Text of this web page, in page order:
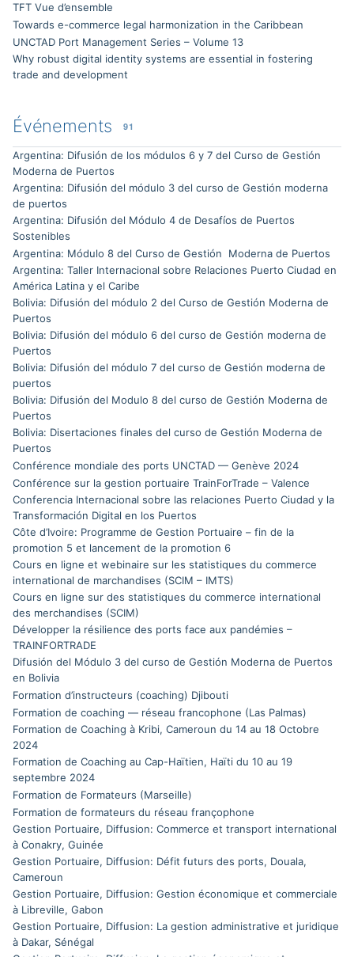
TFT Vue d’ensemble
Towards e-commerce legal harmonization in the Caribbean
UNCTAD Port Management Series – Volume 13
Why robust digital identity systems are essential in fostering
trade and development
Événements 91
Argentina: Difusión de los módulos 6 y 7 del Curso de Gestión
Moderna de Puertos
Argentina: Difusión del módulo 3 del curso de Gestión moderna
de puertos
Argentina: Difusión del Módulo 4 de Desafíos de Puertos
Sostenibles
Argentina: Módulo 8 del Curso de Gestión Moderna de Puertos
Argentina: Taller Internacional sobre Relaciones Puerto Ciudad en
América Latina y el Caribe
Bolivia: Difusión del módulo 2 del Curso de Gestión Moderna de
Puertos
Bolivia: Difusión del módulo 6 del curso de Gestión moderna de
Puertos
Bolivia: Difusión del módulo 7 del curso de Gestión moderna de
puertos
Bolivia: Difusión del Modulo 8 del curso de Gestión Moderna de
Puertos
Bolivia: Disertaciones finales del curso de Gestión Moderna de
Puertos
Conférence mondiale des ports UNCTAD — Genève 2024
Conférence sur la gestion portuaire TrainForTrade – Valence
Conferencia Internacional sobre las relaciones Puerto Ciudad y la
Transformación Digital en los Puertos
Côte d’Ivoire: Programme de Gestion Portuaire – fin de la
promotion 5 et lancement de la promotion 6
Cours en ligne et webinaire sur les statistiques du commerce
international de marchandises (SCIM – IMTS)
Cours en ligne sur des statistiques du commerce international
des merchandises (SCIM)
Développer la résilience des ports face aux pandémies –
TRAINFORTRADE
Difusión del Módulo 3 del curso de Gestión Moderna de Puertos
en Bolivia
Formation d’instructeurs (coaching) Djibouti
Formation de coaching — réseau francophone (Las Palmas)
Formation de Coaching à Kribi, Cameroun du 14 au 18 Octobre
2024
Formation de Coaching au Cap-Haïtien, Haïti du 10 au 19
septembre 2024
Formation de Formateurs (Marseille)
Formation de formateurs du réseau françophone
Gestion Portuaire, Diffusion: Commerce et transport international
à Conakry, Guinée
Gestion Portuaire, Diffusion: Défit futurs des ports, Douala,
Cameroun
Gestion Portuaire, Diffusion: Gestion économique et commerciale
à Libreville, Gabon
Gestion Portuaire, Diffusion: La gestion administrative et juridique
à Dakar, Sénégal